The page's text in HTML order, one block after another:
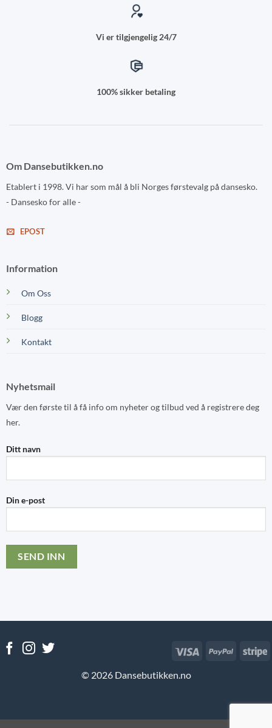
Vi er tilgjengelig 24/7
100% sikker betaling
Om Dansebutikken.no
Etablert i 1998. Vi har som mål å bli Norges førstevalg på dansesko.
- Dansesko for alle -
EPOST
Information
Om Oss
Blogg
Kontakt
Nyhetsmail
Vær den første til å få info om nyheter og tilbud ved å registrere deg
her.
Ditt navn
Din e-post
© 2026 Dansebutikken.no
Visa PayPal